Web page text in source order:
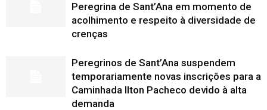
Peregrina de Sant’Ana em momento de
acolhimento e respeito à diversidade de
crenças
Peregrinos de Sant’Ana suspendem
temporariamente novas inscrições para a
Caminhada Ilton Pacheco devido à alta
demanda